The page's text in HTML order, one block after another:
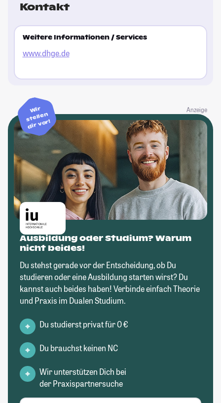
Kontakt
Weitere Informationen / Services
www.dhge.de
Anzeige
Wir
stellen
dir vor!
Ausbildung oder Studium? Warum
nicht beides!
Du stehst gerade vor der Entscheidung, ob Du
studieren oder eine Ausbildung starten wirst? Du
kannst auch beides haben! Verbinde einfach Theorie
und Praxis im Dualen Studium.
Du studierst privat für 0 €
Du brauchst keinen NC
Wir unterstützen Dich bei
der Praxispartnersuche